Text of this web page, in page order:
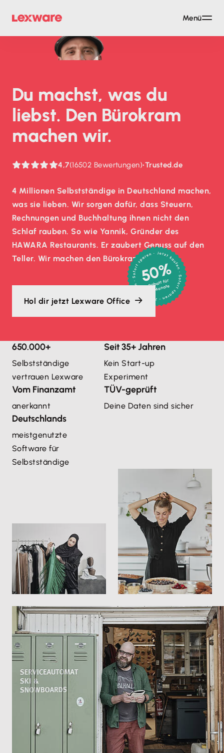
Du machst, was du
liebst. Den Bürokram
machen wir.
4,7(16502 Bewertungen)•Trusted.de
4 Millionen Selbstständige in Deutschland machen,
was sie lieben. Wir sorgen dafür, dass Steuern,
Rechnungen und Buchhaltung ihnen nicht den
Schlaf rauben. So wie Yannik, Gründer des
HAWARA Restaurants. Er zaubert Genuss auf den
Teller. Wir machen den Bürokram.
50%
Rabatt für
3 Monate
Hol dir jetzt Lexware Office
650.000+
Selbstständige
vertrauen Lexware
Seit 35+ Jahren
Kein Start-up
Experiment
Vom Finanzamt
anerkannt
TÜV-geprüft
Deine Daten sind sicher
Deutschlands
meistgenutzte
Software für
Selbstständige
Menü